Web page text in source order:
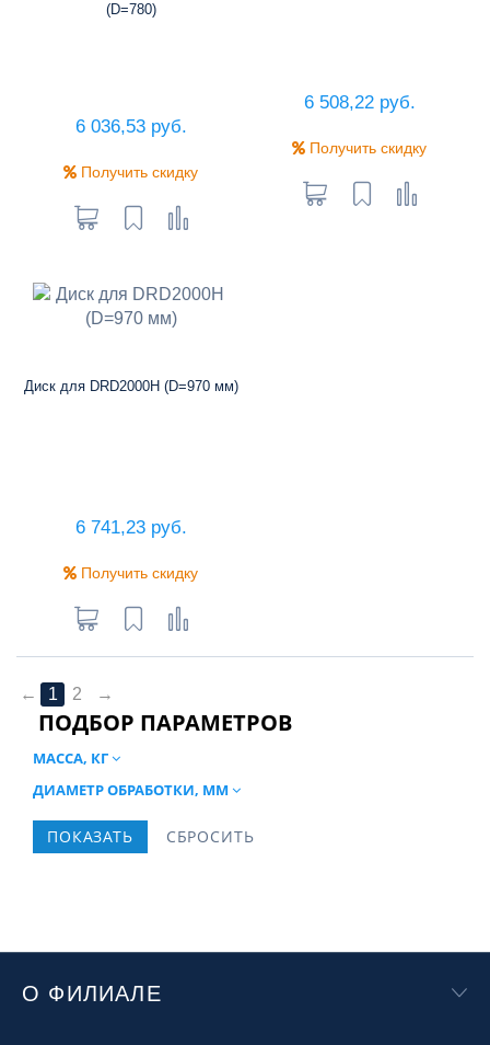
(D=780)
6 036,53 руб.
Получить скидку
6 508,22 руб.
Получить скидку
Диск для DRD2000H (D=970 мм)
6 741,23 руб.
Получить скидку
← 1 2 →
ПОДБОР ПАРАМЕТРОВ
МАССА, КГ
ДИАМЕТР ОБРАБОТКИ, ММ
О ФИЛИАЛЕ